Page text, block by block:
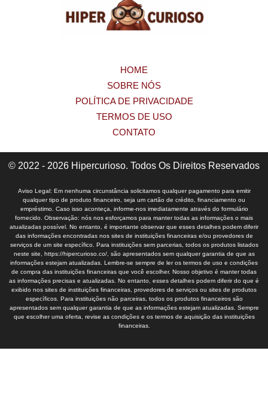
HOME
SOBRE NÓS
POLÍTICA DE PRIVACIDADE
TERMOS DE USO
CONTATO
© 2022 - 2026 Hipercurioso. Todos Os Direitos Reservados
Aviso Legal: Em nenhuma circunstância solicitamos qualquer pagamento para emitir
qualquer tipo de produto financeiro, seja um cartão de crédito, financiamento ou
empréstimo. Caso isso aconteça, informe-nos imediatamente através do formulário
fornecido. Observação: nós nos esforçamos para manter todas as informações o mais
atualizadas possível. No entanto, é importante observar que esses detalhes podem diferir
das informações encontradas nos sites de instituições financeiras e/ou provedores de
serviços de um site específico. Para instituições sem parcerias, todos os produtos listados
neste site, https://hipercurioso.co/, são apresentados sem qualquer garantia de que as
informações estejam atualizadas. Lembre-se sempre de ler os termos de uso e condições
de compra das instituições financeiras que você escolher. Nosso objetivo é manter todas
as informações precisas e atualizadas. No entanto, esses detalhes podem diferir do que é
exibido nos sites de instituições financeiras, provedores de serviços ou sites de produtos
específicos. Para instituições não parceiras, todos os produtos financeiros são
apresentados sem qualquer garantia de que as informações estejam atualizadas. Sempre
que escolher uma oferta, revise as condições e os termos de aquisição das instituições
financeiras.